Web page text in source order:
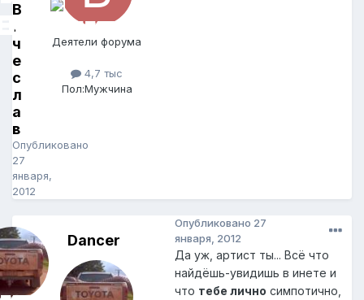
В
я
ч
е
с
л
а
в
Опубликовано
27
января,
2012
Деятели форума
4,7 тыс
Пол:Мужчина
Dancer
Опубликовано 27
января, 2012
Да уж, артист ты... Всё что
найдёшь-увидишь в инете и
что тебе лично симпотично,